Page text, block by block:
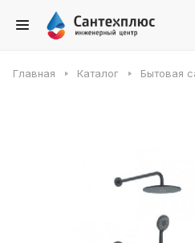
Главная Каталог Бытовая